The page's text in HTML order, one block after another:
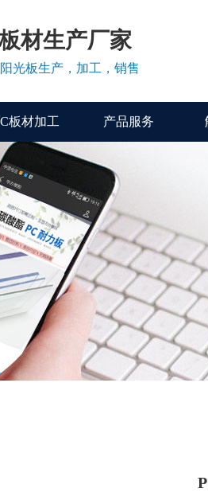
材生产厂家
光板生产，加工，销售
板材加工 产品服务